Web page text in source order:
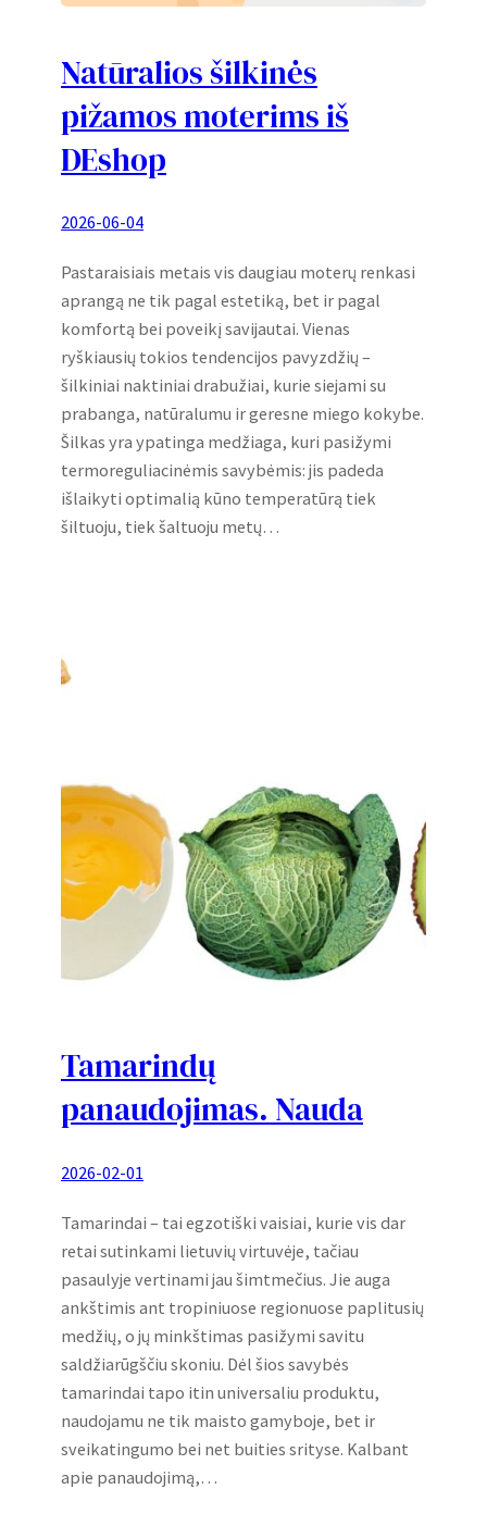
Natūralios šilkinės
pižamos moterims iš
DEshop
2026-06-04
Pastaraisiais metais vis daugiau moterų renkasi
aprangą ne tik pagal estetiką, bet ir pagal
komfortą bei poveikį savijautai. Vienas
ryškiausių tokios tendencijos pavyzdžių –
šilkiniai naktiniai drabužiai, kurie siejami su
prabanga, natūralumu ir geresne miego kokybe.
Šilkas yra ypatinga medžiaga, kuri pasižymi
termoreguliacinėmis savybėmis: jis padeda
išlaikyti optimalią kūno temperatūrą tiek
šiltuoju, tiek šaltuoju metų…
Tamarindų
panaudojimas. Nauda
2026-02-01
Tamarindai – tai egzotiški vaisiai, kurie vis dar
retai sutinkami lietuvių virtuvėje, tačiau
pasaulyje vertinami jau šimtmečius. Jie auga
ankštimis ant tropiniuose regionuose paplitusių
medžių, o jų minkštimas pasižymi savitu
saldžiarūgščiu skoniu. Dėl šios savybės
tamarindai tapo itin universaliu produktu,
naudojamu ne tik maisto gamyboje, bet ir
sveikatingumo bei net buities srityse. Kalbant
apie panaudojimą,…